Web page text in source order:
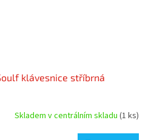
klávesnice stříbrná
Skladem v centrálním skladu (1 ks)